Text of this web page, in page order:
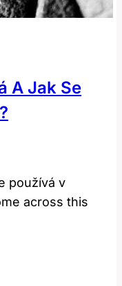
A Jak Se
používá v
across this